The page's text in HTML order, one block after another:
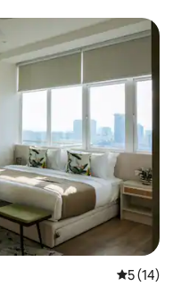
5 (14)